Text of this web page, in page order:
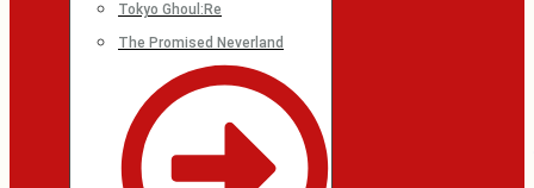
Tokyo Ghoul:Re
The Promised Neverland